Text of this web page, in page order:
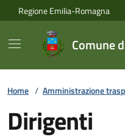
Vai ai contenuti
Vai al footer
Regione Emilia-Romagna
Comune
Home / Amministrazione
Dirigenti